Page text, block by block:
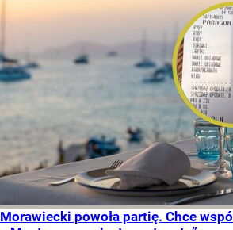
Morawiecki powoła partię. Chce